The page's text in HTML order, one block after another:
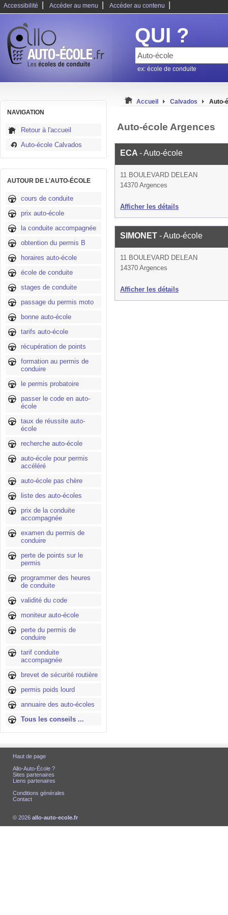
Accessibilité Accéder au menu Accéder au contenu
QUI ?
ex: école de conduite
NAVIGATION
Retour à l'accueil
Auto-école Calvados
AUTOUR DE L'AUTO-ÉCOLE
cours de conduite
prix auto-école
la conduite accompagnée
obtention du permis B
horaires auto-école
école de conduite
stages de conduite
passage du permis moto
bonne auto-école
tarifs auto-école
récupération de points
formation au permis de
conduire
le permis probatoire
passer le code en auto-
école
taux de réussite auto-
école
recherche auto-école
auto-école pour permis
accéléré
auto-école pas chère
liste des auto-écoles
prix de la conduite
accompagnée
examen du permis de
conduire
perte de points sur le
permis
programmer des heures
de conduite
validité du code
moniteur auto-école
perte du permis de
conduire
tarif conduite
accompagnée
brevet de sécurité routière
permis poids lourd
annuaire des auto-écoles
Tous les conseils ...
Accueil Calvados Auto-
Auto-école Argences
ECA - Auto-école
11 BOULEVARD DELEAN
14370 Argences
Afficher les détails
SIMONET - Auto-école
11 BOULEVARD DELEAN
14370 Argences
Afficher les détails
Haut de page
Allo-Auto-École ?
Sites partenaires
Liens partenaires
Conditions générales
Contact
© 2026 allo-auto-ecole.fr